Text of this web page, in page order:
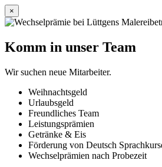
×
Komm in unser Team
Wir suchen neue Mitarbeiter.
Weihnachtsgeld
Urlaubsgeld
Freundliches Team
Leistungsprämien
Getränke & Eis
Förderung von Deutsch
Wechselprämien nach Probezeit